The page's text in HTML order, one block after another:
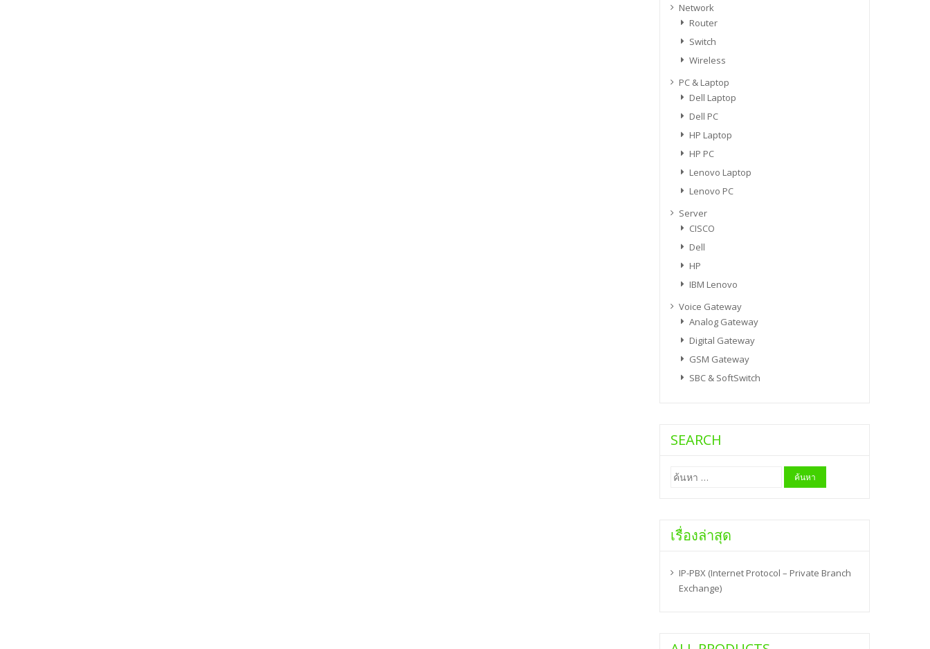
Network
Router
Switch
Wireless
PC & Laptop
Dell Laptop
Dell PC
HP Laptop
HP PC
Lenovo Laptop
Lenovo PC
Server
CISCO
Dell
HP
IBM Lenovo
Voice Gateway
Analog Gateway
Digital Gateway
GSM Gateway
SBC & SoftSwitch
SEARCH
ค้นหา
สำหรับ:
เรื่องล่าสุด
IP-PBX (Internet Protocol – Private Branch
Exchange)